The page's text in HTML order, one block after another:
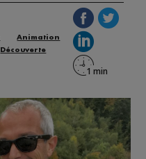
Animation
Découverte